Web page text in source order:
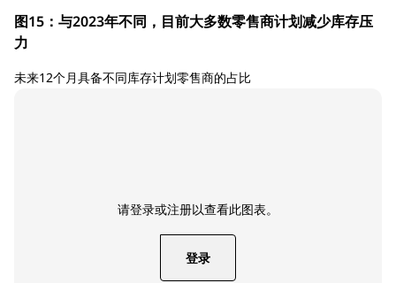
图15：与2023年不同，目前大多数零售商计划减少库存压
力
未来12个月具备不同库存计划零售商的占比
请登录或注册以查看此图表。
登录